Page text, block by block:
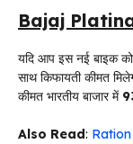
Bajaj Platina
यदि आप इस नई बाइक
साथ किफायती कीमत
कीमत भारतीय बाजार में
Also Read: Ration